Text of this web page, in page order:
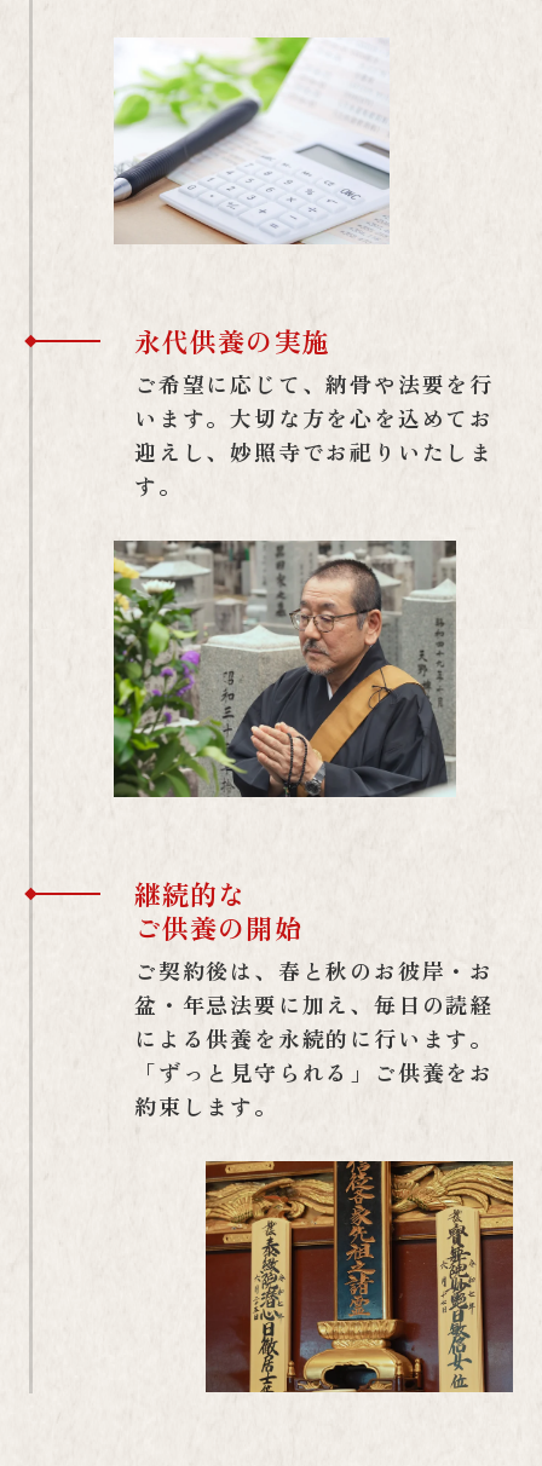
永代供養の実施
ご希望に応じて、納骨や法要を行
います。大切な方を心を込めてお
迎えし、妙照寺でお祀りいたしま
す。
継続的な
ご供養の開始
ご契約後は、春と秋のお彼岸・お
盆・年忌法要に加え、毎日の読経
による供養を永続的に行います。
「ずっと見守られる」ご供養をお
約束します。